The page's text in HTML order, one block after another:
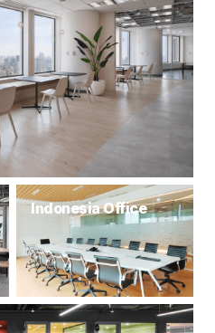
のです。 当社は、日本市場
始直後からいち早く導入を
フィリエイト施策
Indonesia Office